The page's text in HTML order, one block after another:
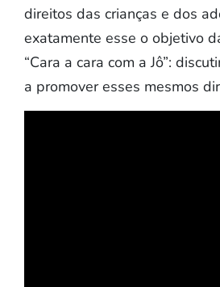
direitos das crianças e dos
exatamente esse o objetivo
“Cara a cara com a Jô”:
a promover esses mesmos